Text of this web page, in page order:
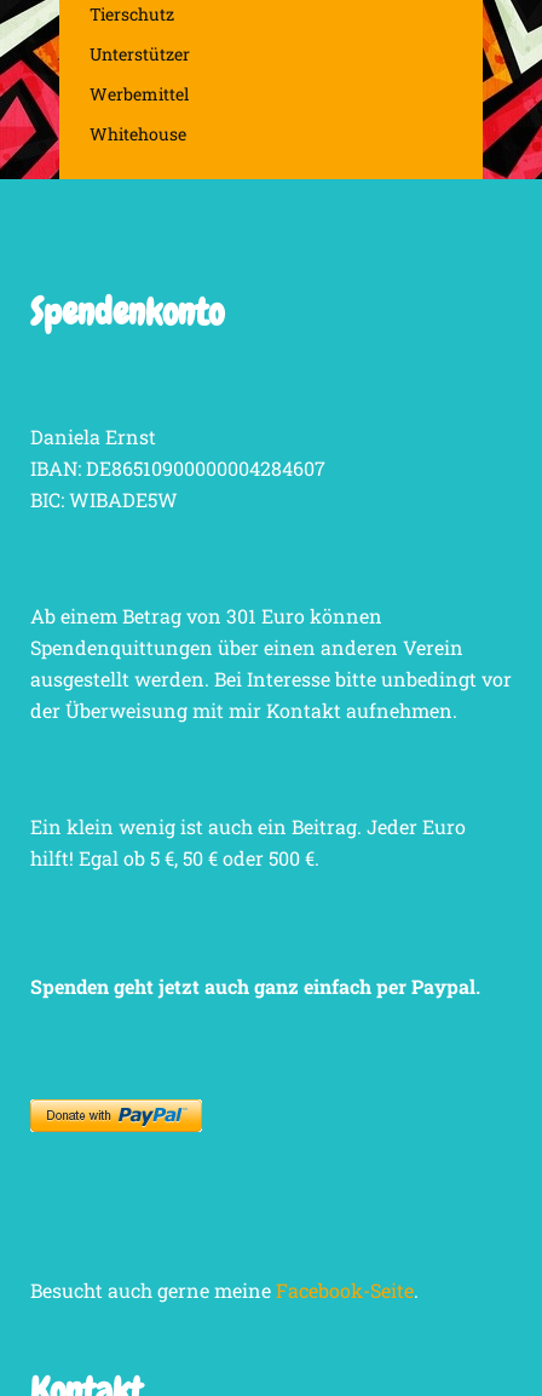
Tierschutz
Unterstützer
Werbemittel
Whitehouse
Spendenkonto
Daniela Ernst
IBAN: DE86510900000004284607
BIC: WIBADE5W
Ab einem Betrag von 301 Euro können
Spendenquittungen über einen anderen Verein
ausgestellt werden. Bei Interesse bitte unbedingt vor
der Überweisung mit mir Kontakt aufnehmen.
Ein klein wenig ist auch ein Beitrag. Jeder Euro
hilft! Egal ob 5 €, 50 € oder 500 €.
Spenden geht jetzt auch ganz einfach per Paypal.
Besucht auch gerne meineFacebook-Seite.